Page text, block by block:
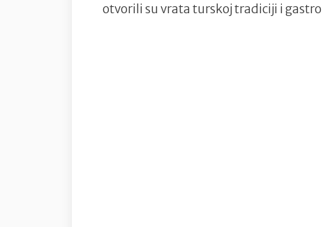
otvorili su vrata turskoj tradiciji i